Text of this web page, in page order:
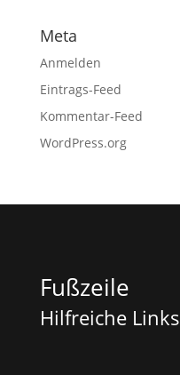
Meta
Anmelden
Eintrags-Feed
Kommentar-Feed
WordPress.org
Fußzeile
Hilfreiche Links